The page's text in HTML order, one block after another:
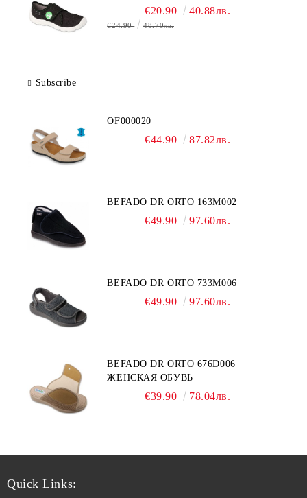
€20.90 40.88лв.
€24.90 48.70лв.
Subscribe
OF000020
€44.90 87.82лв.
BEFADO DR ORTO 163M002
€49.90 97.60лв.
BEFADO DR ORTO 733M006
€49.90 97.60лв.
BEFADO DR ORTO 676D006
ЖЕНСКАЯ ОБУВЬ
€39.90 78.04лв.
Quick Links: